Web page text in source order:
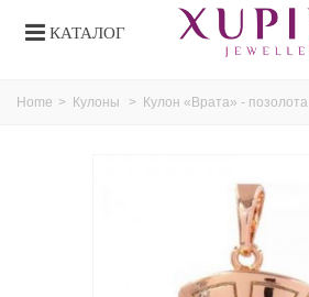
КАТАЛОГ
Home > Кулоны > Кулон «Врата» - позолота